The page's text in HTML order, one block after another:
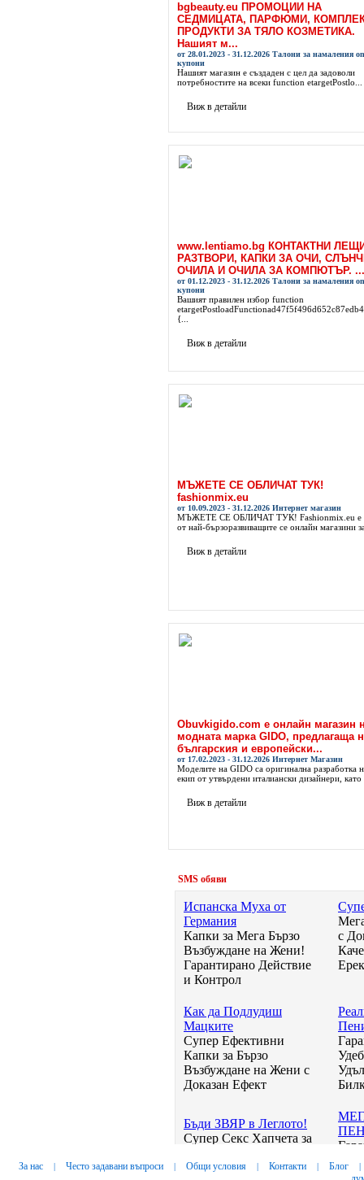
bgbeauty.eu ПРОМОЦИИ НА
СЕДМИЦАТА, ПАРФЮМИ,
ПРОДУКТИ ЗА ТЯЛО КОЗМЕТИКА.
Нашият м...
от 28.01.2023 - 31.12.2026 Талони за намаления
купони
Нашият магазин е създаден с цел да задоволи
потребностите на всеки function etargetPostlo...
Виж в детайли
www.lentiamo.bg КОНТАКТНИ
РАЗТВОРИ, КАПКИ ЗА ОЧИ,
ОЧИЛА И ОЧИЛА ЗА КОМПЮТЪР. ...
от 01.12.2023 - 31.12.2026 Талони за намаления
купони
Вашият правилен избор function
{...
Виж в детайли
МЪЖЕТЕ СЕ ОБЛИЧАТ ТУК!
fashionmix.eu
от 10.09.2023 - 31.12.2026 Интернет магазин
МЪЖЕТЕ СЕ ОБЛИЧАТ ТУК! Fashionmix.eu е
от най-бързоразвиващите се онлайн магазини
Виж в детайли
Obuvkigido.com е онлайн магазин
модната марка GIDO, предлагаща
българския и европейски...
от 17.02.2023 - 31.12.2026 Интернет Магазин
Моделите на GIDO са оригинална разработка
екип от утвърдени италиански дизайнери, като
Виж в детайли
За нас | Често задавани въпроси | Общи условия | Контакти | Блог |